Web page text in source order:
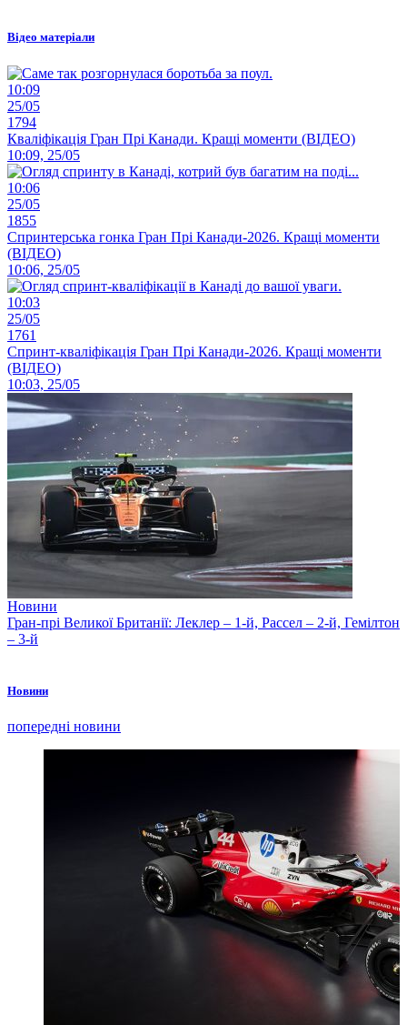
Відео матеріали
10:09
25/05
1794
Кваліфікація Гран Прі Канади. Кращі моменти (ВІДЕО)
10:09, 25/05
10:06
25/05
1855
Спринтерська гонка Гран Прі Канади-2026. Кращі моменти
(ВІДЕО)
10:06, 25/05
10:03
25/05
1761
Спринт-кваліфікація Гран Прі Канади-2026. Кращі моменти
(ВІДЕО)
10:03, 25/05
Новини
Гран-прі Великої Британії: Леклер – 1-й, Рассел – 2-й, Гемілтон
– 3-й
Новини
попередні новини